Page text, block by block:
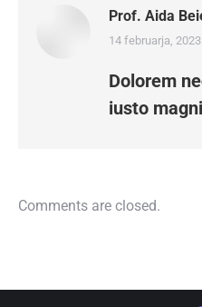
Prof. Aida
says:
14 februarja,
Dolorem
iusto
Comments are closed.